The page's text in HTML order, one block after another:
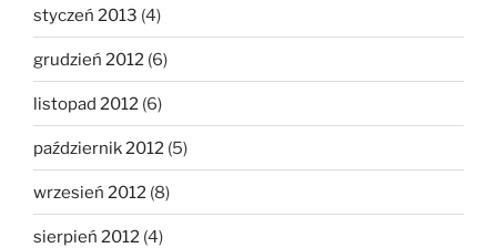
styczeń 2013 (4)
grudzień 2012 (6)
listopad 2012 (6)
październik 2012 (5)
wrzesień 2012 (8)
sierpień 2012 (4)